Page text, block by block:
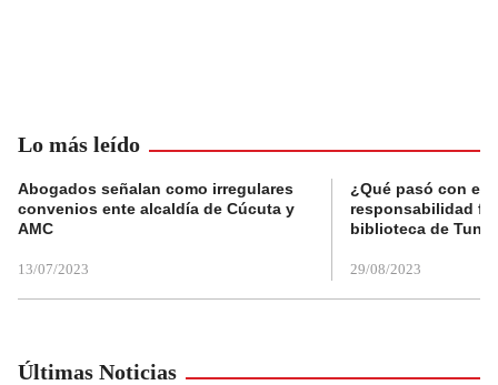
Lo más leído
Abogados señalan como irregulares
convenios ente alcaldía de Cúcuta y
AMC
13/07/2023
¿Qué pasó con el
responsabilidad
biblioteca de
29/08/2023
Últimas Noticias